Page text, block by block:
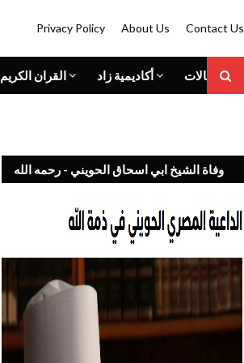
Privacy Policy About Us Contact Us
القران الكريم أكاديمية زاد المقالات
وفاة الشيخ ابي اسحاق الحويني - رحمه الله